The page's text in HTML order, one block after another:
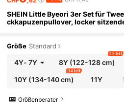
SHEIN Little Byeori 3er Set für
ckkapuzenpullover, locker
Größe Standard
4Y- 7Y 8Y (122-128 cm)
15 left
10Y(134-140 cm)
14 left
11Y
Größenberater